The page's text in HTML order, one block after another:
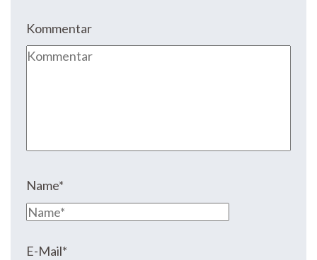
Kommentar
Name*
E-Mail*